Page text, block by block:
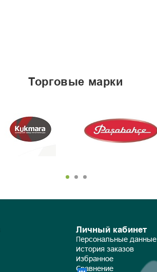
торговые марки
Личный кабинет
Персональные данные
История заказов
Избранное
Сравнение